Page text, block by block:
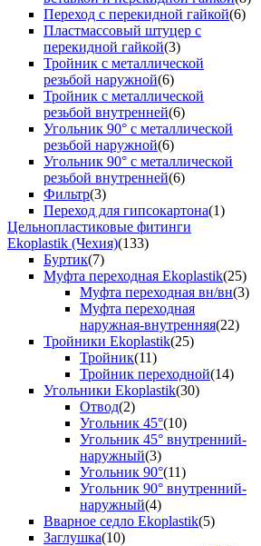
Переход с перекидной гайкой(6)
Пластмассовый штуцер с
перекидной гайкой(3)
Тройник с металлической
резьбой наружной(6)
Тройник с металлической
резьбой внутренней(6)
Угольник 90° с металлической
резьбой наружной(6)
Угольник 90° с металлической
резьбой внутренней(6)
Фильтр(3)
Переход для гипсокартона(1)
Цельнопластиковые фитинги
Ekoplastik (Чехия)(133)
Буртик(7)
Муфта переходная Ekoplastik(25)
Муфта переходная вн/вн(3)
Муфта переходная
наружная-внутренняя(22)
Тройники Ekoplastik(25)
Тройник(11)
Тройник переходной(14)
Угольники Ekoplastik(30)
Отвод(2)
Угольник 45°(10)
Угольник 45° внутренний-
наружный(3)
Угольник 90°(11)
Угольник 90° внутренний-
наружный(4)
Вварное седло Ekoplastik(5)
Заглушка(10)